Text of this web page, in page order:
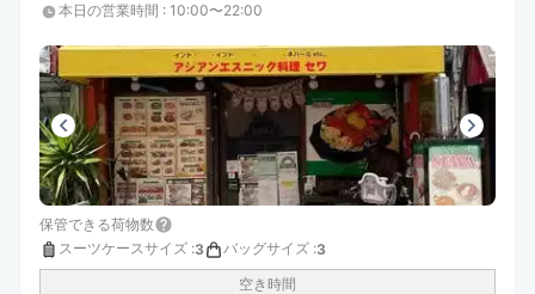
本日の営業時間 : 10:00〜22:00
保管できる荷物数
スーツケースサイズ :3 バッグサイズ :3
空き時間